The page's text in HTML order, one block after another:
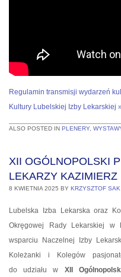
Regulamin transmisji wydarzeń
Kultury Lubelskiej Izby Lekarskiej »
ALSO POSTED IN PLENERY,
XII OGÓLNOPOLSKI
LEKARZY
8 KWIETNIA 2025 BY KRZYSZTOF SAK
Lubelska Izba Lekarska oraz
Okręgowej Rady Lekarskiej w
wsparciu Naczelnej Izby
Koleżanki i Kolegów
do udziału w XII